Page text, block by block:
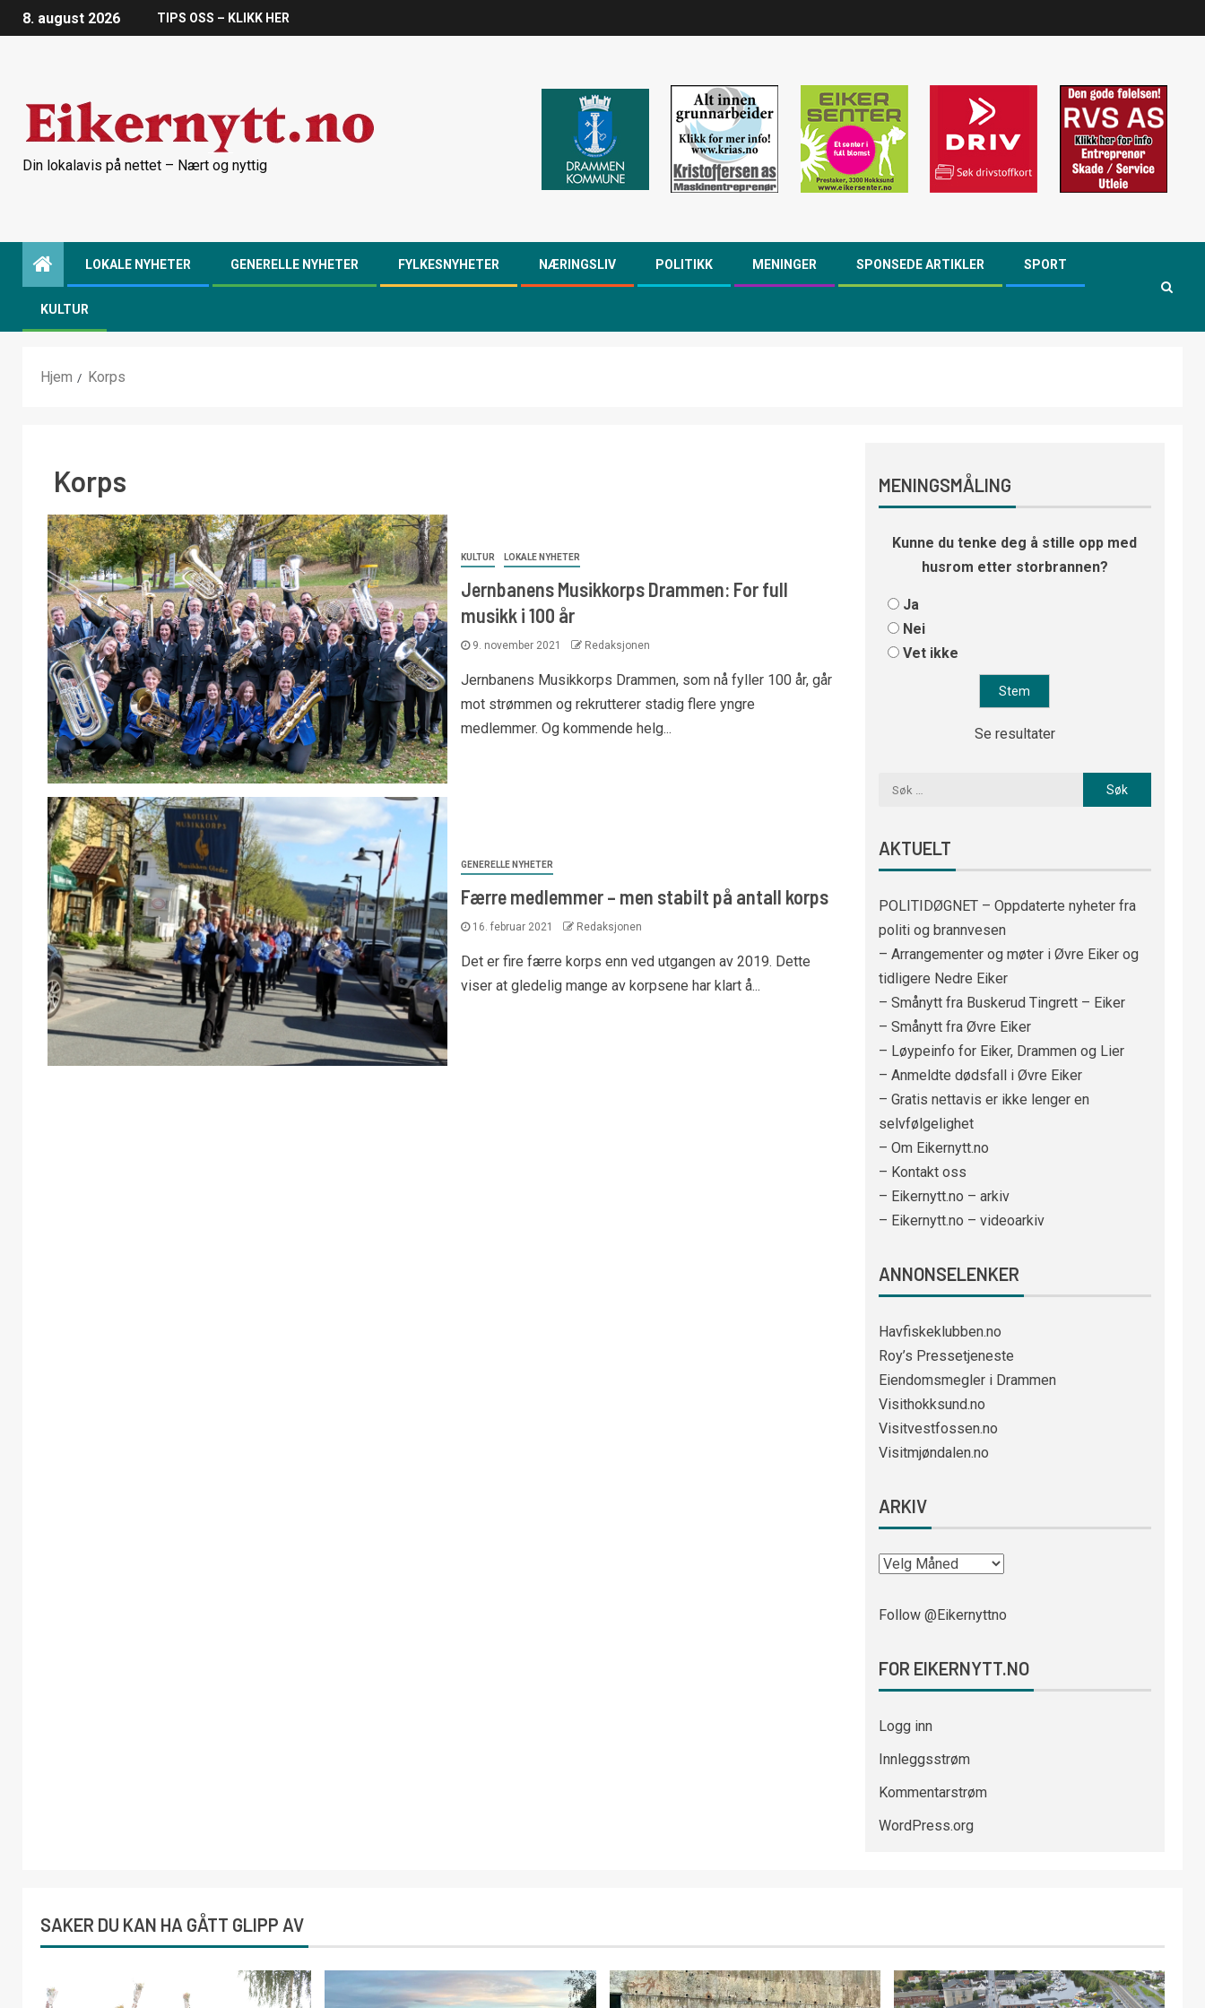
8. august 2026 TIPS OSS – KLIKK HER
Din lokalavis på nettet – Nært og nyttig
LOKALE NYHETER GENERELLE NYHETER FYLKESNYHETER NÆRINGSLIV POLITIKK MENINGER SPONSEDE ARTIKLER SPORT
KULTUR
Hjem Korps
Korps
KULTUR LOKALE NYHETER
Jernbanens Musikkorps Drammen: For full
musikk i 100 år
9. november 2021 Redaksjonen
Jernbanens Musikkorps Drammen, som nå fyller 100 år, går
mot strømmen og rekrutterer stadig flere yngre
medlemmer. Og kommende helg...
GENERELLE NYHETER
Færre medlemmer – men stabilt på antall korps
16. februar 2021 Redaksjonen
Det er fire færre korps enn ved utgangen av 2019. Dette
viser at gledelig mange av korpsene har klart å...
MENINGSMÅLING
Kunne du tenke deg å stille opp med
husrom etter storbrannen?
Ja
Nei
Vet ikke
Se resultater
AKTUELT
POLITIDØGNET – Oppdaterte nyheter fra
politi og brannvesen
– Arrangementer og møter i Øvre Eiker og
tidligere Nedre Eiker
– Smånytt fra Buskerud Tingrett – Eiker
– Smånytt fra Øvre Eiker
– Løypeinfo for Eiker, Drammen og Lier
– Anmeldte dødsfall i Øvre Eiker
– Gratis nettavis er ikke lenger en
selvfølgelighet
– Om Eikernytt.no
– Kontakt oss
– Eikernytt.no – arkiv
– Eikernytt.no – videoarkiv
ANNONSELENKER
Havfiskeklubben.no
Roy’s Pressetjeneste
Eiendomsmegler i Drammen
Visithokksund.no
Visitvestfossen.no
Visitmjøndalen.no
ARKIV
Follow @Eikernyttno
FOR EIKERNYTT.NO
Logg inn
Innleggsstrøm
Kommentarstrøm
WordPress.org
SAKER DU KAN HA GÅTT GLIPP AV